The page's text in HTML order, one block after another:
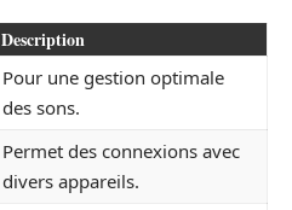
Description
Pour une gestion optimale
des sons.
Permet des connexions avec
divers appareils.